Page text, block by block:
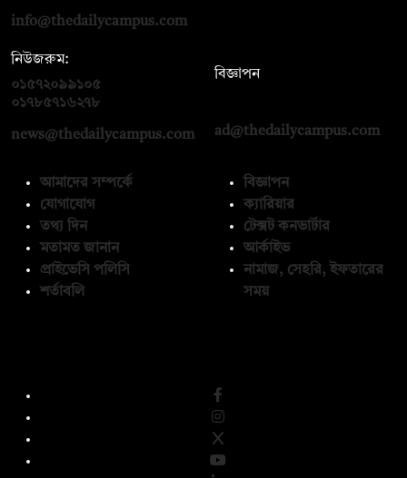
info@thedailycampus.com
নিউজরুম:
০১৫৭২০৯৯১০৫
০১৭৮৫৭১৬২৭৮
news@thedailycampus.com
বিজ্ঞাপন
ad@thedailycampus.com
আমাদের সম্পর্কে
যোগাযোগ
তথ্য দিন
মতামত জানান
প্রাইভেসি পলিসি
শর্তাবলি
বিজ্ঞাপন
ক্যারিয়ার
টেক্সট কনভার্টার
আর্কাইভ
নামাজ, সেহরি, ইফতারের
সময়